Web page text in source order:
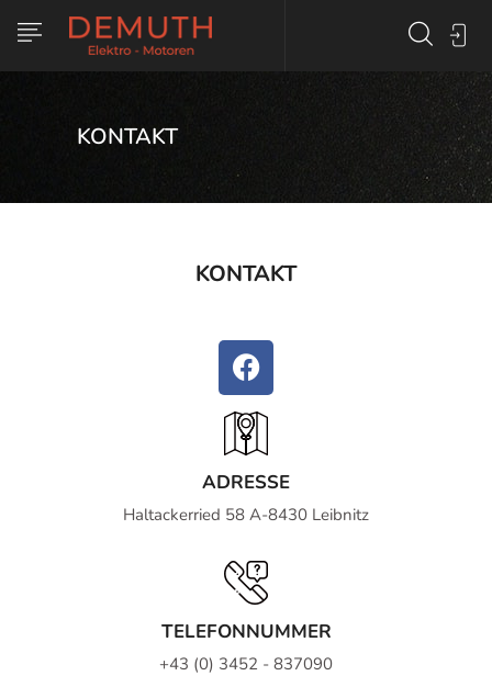
KONTAKT
KONTAKT
ADRESSE
Haltackerried 58 A-8430 Leibnitz
TELEFONNUMMER
+43 (0) 3452 - 837090